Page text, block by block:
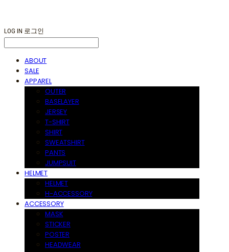
LOG IN 로그인
ABOUT
SALE
APPAREL
OUTER
BASELAYER
JERSEY
T-SHIRT
SHIRT
SWEATSHIRT
PANTS
JUMPSUIT
HELMET
HELMET
H-ACCESSORY
ACCESSORY
MASK
STICKER
POSTER
HEADWEAR